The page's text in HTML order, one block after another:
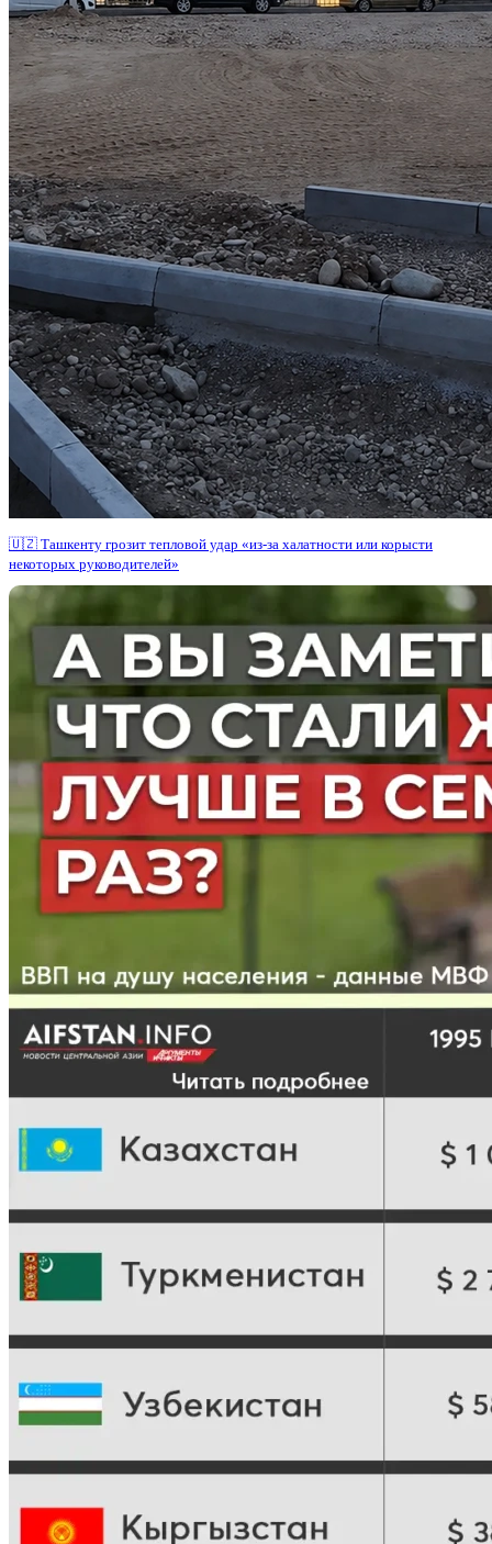
🇺🇿 Ташкенту грозит тепловой удар «из-за халатности или корысти
некоторых руководителей»